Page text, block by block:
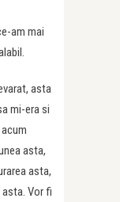
am mai
asta
mi-era si
asta,
asta,
Vor fi